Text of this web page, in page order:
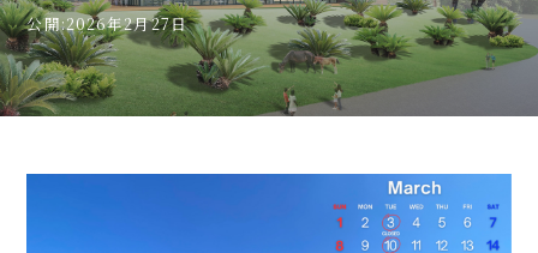
公開:2026年2月27日